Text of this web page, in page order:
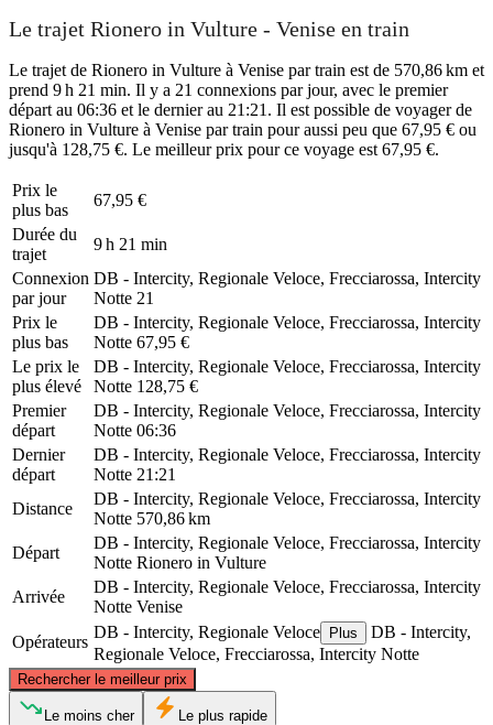
Le trajet Rionero in Vulture - Venise en train
Le trajet de Rionero in Vulture à Venise par train est de 570,86 km et
prend 9 h 21 min. Il y a 21 connexions par jour, avec le premier
départ au 06:36 et le dernier au 21:21. Il est possible de voyager de
Rionero in Vulture à Venise par train pour aussi peu que 67,95 € ou
jusqu'à 128,75 €. Le meilleur prix pour ce voyage est 67,95 €.
Prix ​​le
plus bas
67,95 €
Durée du
trajet
9 h 21 min
Connexion
par jour
DB - Intercity, Regionale Veloce, Frecciarossa, Intercity
Notte 21
Prix ​​le
plus bas
DB - Intercity, Regionale Veloce, Frecciarossa, Intercity
Notte 67,95 €
Le prix le
plus élevé
DB - Intercity, Regionale Veloce, Frecciarossa, Intercity
Notte 128,75 €
Premier
départ
DB - Intercity, Regionale Veloce, Frecciarossa, Intercity
Notte 06:36
Dernier
départ
DB - Intercity, Regionale Veloce, Frecciarossa, Intercity
Notte 21:21
Distance
DB - Intercity, Regionale Veloce, Frecciarossa, Intercity
Notte 570,86 km
Départ
DB - Intercity, Regionale Veloce, Frecciarossa, Intercity
Notte Rionero in Vulture
Arrivée
DB - Intercity, Regionale Veloce, Frecciarossa, Intercity
Notte Venise
Opérateurs
DB - Intercity, Regionale Veloce Plus
DB - Intercity,
Regionale Veloce, Frecciarossa, Intercity Notte
Rechercher le meilleur prix
Venice
©CARTO, © OpenStreetMap contributors
Le moins cher Le plus rapide